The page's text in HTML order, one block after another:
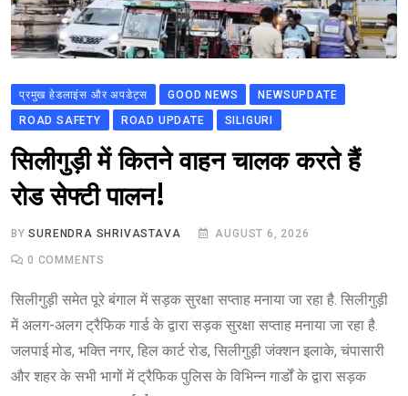
प्रमुख हेडलाइंस और अपडेट्स GOOD NEWS
NEWSUPDATE
ROAD SAFETY
ROAD UPDATE SILIGURI
सिलीगुड़ी में कितने वाहन चालक करते हैं
रोड सेफ्टी पालन!
BYSURENDRA SHRIVASTAVA AUGUST 6, 2026
0 COMMENTS
सिलीगुड़ी समेत पूरे बंगाल में सड़क सुरक्षा सप्ताह मनाया जा रहा है. सिलीगुड़ी
में अलग-अलग ट्रैफिक गार्ड के द्वारा सड़क सुरक्षा सप्ताह मनाया जा रहा है.
जलपाई मोड, भक्ति नगर, हिल कार्ट रोड, सिलीगुड़ी जंक्शन इलाके, चंपासारी
और शहर के सभी भागों में ट्रैफिक पुलिस के विभिन्न गार्डों के द्वारा सड़क